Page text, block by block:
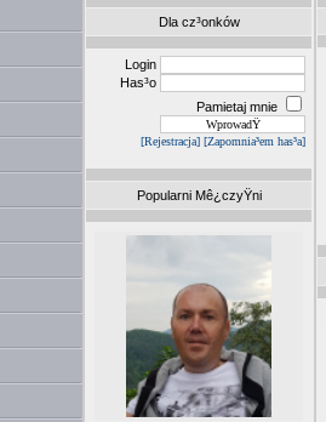
Dla cz³onków
Login
Has³o
Pamietaj mnie
[Rejestracja] [Zapomnia³em has³a]
Popularni Mê¿czyŸni